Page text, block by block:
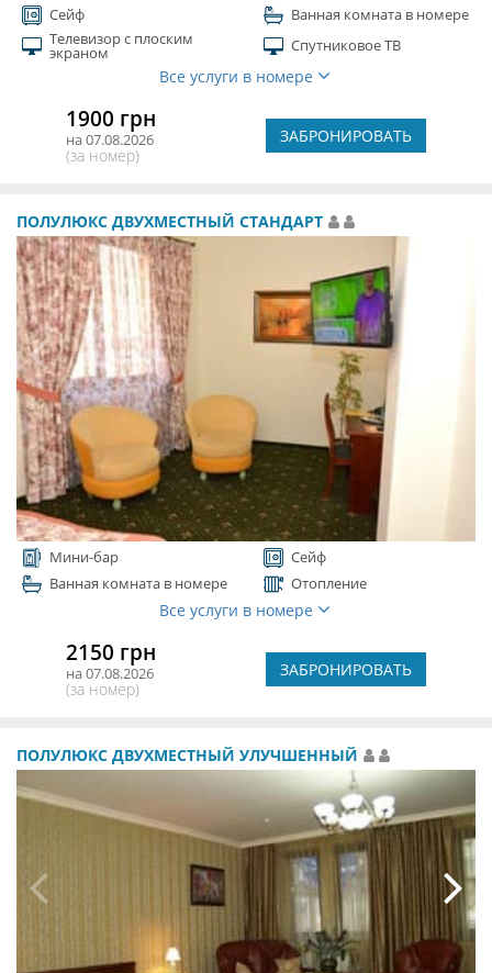
Сейф
Ванная комната в номере
Телевизор с плоским
экраном Спутниковое ТВ
Все услуги в номере
1900 грн
на 07.08.2026
(за номер)
ЗАБРОНИРОВАТЬ
ПОЛУЛЮКС ДВУХМЕСТНЫЙ СТАНДАРТ
Мини-бар
Сейф
Ванная комната в номере
Отопление
Все услуги в номере
2150 грн
на 07.08.2026
(за номер)
ЗАБРОНИРОВАТЬ
ПОЛУЛЮКС ДВУХМЕСТНЫЙ УЛУЧШЕННЫЙ